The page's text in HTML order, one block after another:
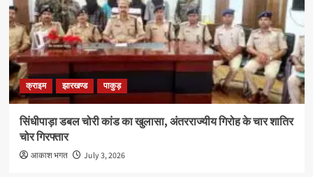
क्राइम झारखण्ड पाकुड़
सिंधीपाड़ा डबल चोरी कांड का खुलासा, अंतरराज्यीय गिरोह के चार शातिर
चोर गिरफ्तार
आकाश भगत July 3, 2026